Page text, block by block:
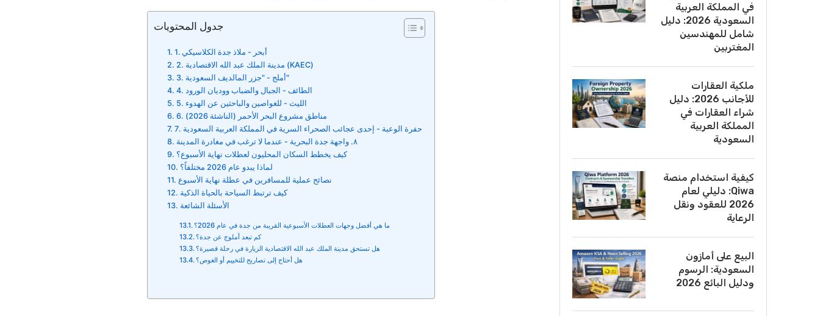
جدول المحتويات
1. أبحر - ملاذ جدة الكلاسيكي
2. مدينة الملك عبد الله الاقتصادية (KAEC)
3. أملج - "جزر المالديف السعودية"
4. الطائف - الجبال والضباب ووديان الورود
5. الليث - للغواصين والباحثين عن الهدوء
6. مناطق مشروع البحر الأحمر (الناشئة 2026)
7. حفرة الوعبة - إحدى عجائب الصحراء السرية في المملكة العربية السعودية
٨. واجهة جدة البحرية - عندما لا ترغب في مغادرة المدينة
كيف يخطط السكان المحليون لعطلات نهاية الأسبوع؟
لماذا يبدو عام 2026 مختلفاً؟
نصائح عملية للمسافرين في عطلة نهاية الأسبوع
كيف ترتبط السياحة بالحياة الذكية
الأسئلة الشائعة
ما هي أفضل وجهات العطلات الأسبوعية القريبة من جدة في عام 2026؟
كم تبعد أملوج عن جدة؟
هل تستحق مدينة الملك عبد الله الاقتصادية الزيارة في رحلة قصيرة؟
هل أحتاج إلى تصاريح للتخييم أو الغوص؟
في المملكة العربية
السعودية 2026: دليل
شامل للمهندسين
المغتربين
ملكية العقارات
للأجانب 2026: دليل
شراء العقارات في
المملكة العربية
السعودية
كيفية استخدام منصة
Qiwa: دليلي لعام
2026 للعقود ونقل
الرعاية
البيع على أمازون
السعودية: الرسوم
ودليل البائع 2026